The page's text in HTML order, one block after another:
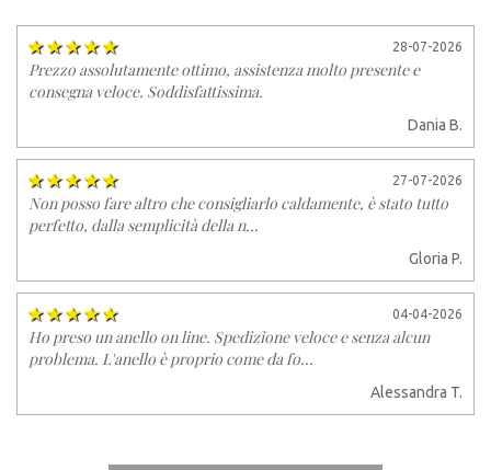
28-07-2026
Prezzo assolutamente ottimo, assistenza molto presente e
consegna veloce. Soddisfattissima.
Dania B.
27-07-2026
Non posso fare altro che consigliarlo caldamente, è stato tutto
perfetto, dalla semplicità della n...
Gloria P.
04-04-2026
Ho preso un anello on line. Spedizione veloce e senza alcun
problema. L'anello è proprio come da fo...
Alessandra T.